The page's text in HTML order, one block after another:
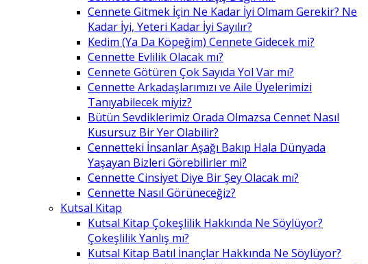
Cennete Gitmek İçin Ne Kadar İyi Olmam Gerekir? Ne
Kadar İyi, Yeteri Kadar İyi Sayılır?
Kedim (Ya Da Köpeğim) Cennete Gidecek mi?
Cennette Evlilik Olacak mı?
Cennete Götüren Çok Sayıda Yol Var mı?
Cennette Arkadaşlarımızı ve Aile Üyelerimizi
Tanıyabilecek miyiz?
Bütün Sevdiklerimiz Orada Olmazsa Cennet Nasıl
Kusursuz Bir Yer Olabilir?
Cennetteki İnsanlar Aşağı Bakıp Hala Dünyada
Yaşayan Bizleri Görebilirler mi?
Cennette Cinsiyet Diye Bir Şey Olacak mı?
Cennette Nasıl Görüneceğiz?
Kutsal Kitap
Kutsal Kitap Çokeşlilik Hakkında Ne Söylüyor?
Çokeşlilik Yanlış mı?
Kutsal Kitap Batıl İnançlar Hakkında Ne Söylüyor?